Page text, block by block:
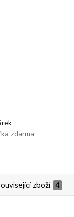
zdarma
zboží 4